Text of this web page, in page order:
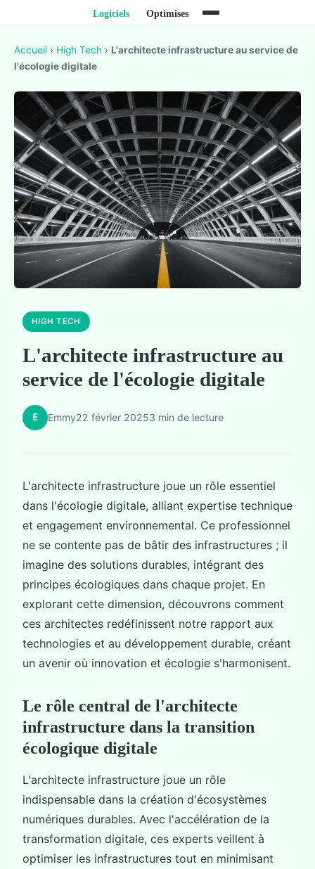
Accueil › High Tech › L'architecte infrastructure au service de
l'écologie digitale
HIGH TECH
L'architecte infrastructure au
service de l'écologie digitale
E Emmy22 février 20253 min de lecture
L'architecte infrastructure joue un rôle essentiel
dans l'écologie digitale, alliant expertise technique
et engagement environnemental. Ce professionnel
ne se contente pas de bâtir des infrastructures ; il
imagine des solutions durables, intégrant des
principes écologiques dans chaque projet. En
explorant cette dimension, découvrons comment
ces architectes redéfinissent notre rapport aux
technologies et au développement durable, créant
un avenir où innovation et écologie s'harmonisent.
Le rôle central de l'architecte
infrastructure dans la transition
écologique digitale
L'architecte infrastructure joue un rôle
indispensable dans la création d'écosystèmes
numériques durables. Avec l'accélération de la
transformation digitale, ces experts veillent à
optimiser les infrastructures tout en minimisant